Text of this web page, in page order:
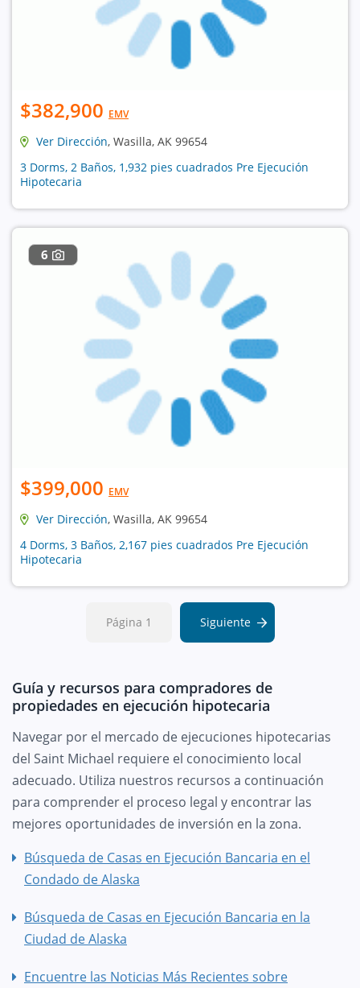
$382,900 EMV
Ver Dirección, Wasilla, AK 99654
3 Dorms, 2 Baños, 1,932 pies cuadrados Pre Ejecución
Hipotecaria
6
$399,000 EMV
Ver Dirección, Wasilla, AK 99654
4 Dorms, 3 Baños, 2,167 pies cuadrados Pre Ejecución
Hipotecaria
Página 1 Siguiente
Guía y recursos para compradores de
propiedades en ejecución hipotecaria
Navegar por el mercado de ejecuciones hipotecarias
del Saint Michael requiere el conocimiento local
adecuado. Utiliza nuestros recursos a continuación
para comprender el proceso legal y encontrar las
mejores oportunidades de inversión en la zona.
Búsqueda de Casas en Ejecución Bancaria en el
Condado de Alaska
Búsqueda de Casas en Ejecución Bancaria en la
Ciudad de Alaska
Encuentre las Noticias Más Recientes sobre